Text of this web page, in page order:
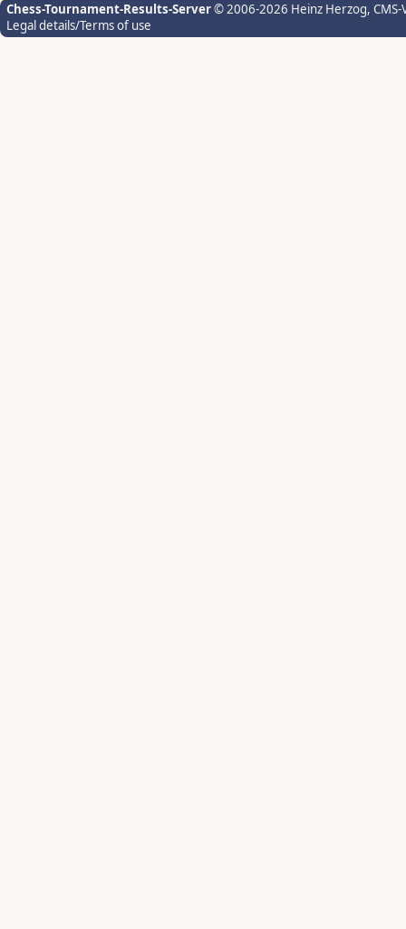
Chess-Tournament-Results-Server© 2006-2026 Heinz Herzog,
Legal details/Terms of use